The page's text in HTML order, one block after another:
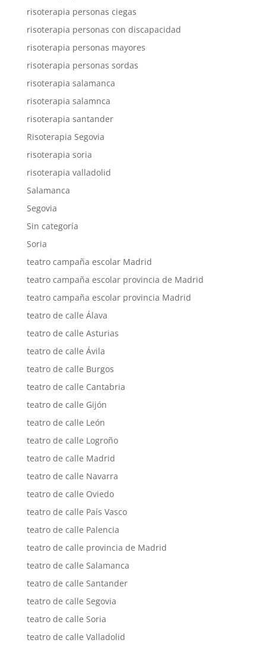
risoterapia personas ciegas
risoterapia personas con discapacidad
risoterapia personas mayores
risoterapia personas sordas
risoterapia salamanca
risoterapia salamnca
risoterapia santander
Risoterapia Segovia
risoterapia soria
risoterapia valladolid
Salamanca
Segovia
Sin categoría
Soria
teatro campaña escolar Madrid
teatro campaña escolar provincia de Madrid
teatro campaña escolar provincia Madrid
teatro de calle Álava
teatro de calle Asturias
teatro de calle Ávila
teatro de calle Burgos
teatro de calle Cantabria
teatro de calle Gijón
teatro de calle León
teatro de calle Logroño
teatro de calle Madrid
teatro de calle Navarra
teatro de calle Oviedo
teatro de calle País Vasco
teatro de calle Palencia
teatro de calle provincia de Madrid
teatro de calle Salamanca
teatro de calle Santander
teatro de calle Segovia
teatro de calle Soria
teatro de calle Valladolid